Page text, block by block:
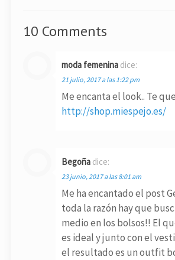
10 Comments
moda femenina dice:
21 julio, 2017 a las 1:22 pm
Me encanta el look.. Te
http://shop.miespejo.es/
Begoña dice:
23 junio, 2017 a las 8:01 am
Me ha encantado el post
toda la razón hay que
medio en los bolsos!! El
es ideal y junto con el
el resultado es un outfit